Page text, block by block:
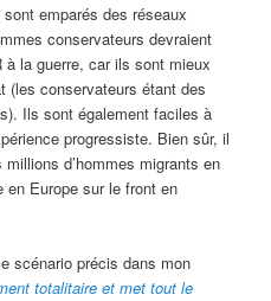
emparés des réseaux
conservateurs devraient
la guerre, car ils sont mieux
(les conservateurs étant des
Ils sont également faciles à
progressiste. Bien sûr, il
millions d’hommes migrants en
en Europe sur le front en
scénario précis dans mon
totalitaire et met tout le